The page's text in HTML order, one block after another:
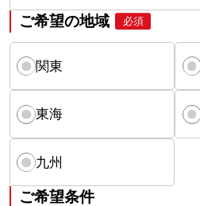
ご希望の地域 必須
関東
東海
九州
ご希望条件